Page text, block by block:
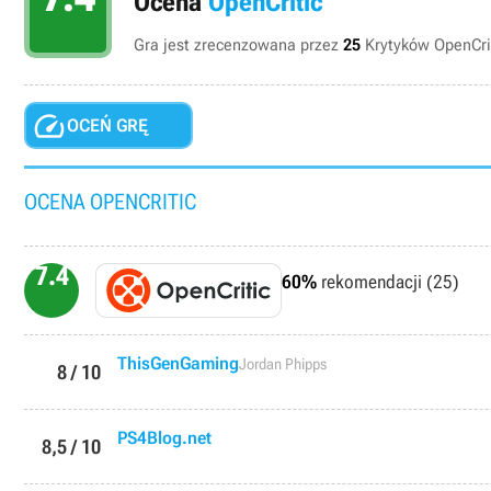
Gra jest zrecenzowana przez 25 Krytyków
OCEŃ GRĘ
OCENA OPENCRITIC
7.4 60% rekomendacji (25)
8 / 10 ThisGenGamingJordan Phipps
8,5 / 10 PS4Blog.net